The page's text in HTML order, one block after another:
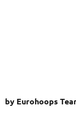
by Eurohoops